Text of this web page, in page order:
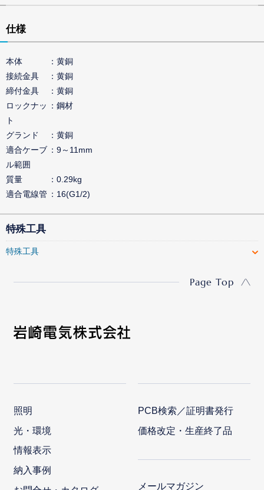
仕様
本体
黄銅
接続金具
黄銅
締付金具
黄銅
ロックナッ
ト
鋼材
グランド
黄銅
適合ケーブ
ル範囲
9～11mm
質量
0.29kg
適合電線管
16(G1/2)
特殊工具
特殊工具
Page Top
照明
光・環境
情報表示
納入事例
PCB検索／証明書発行
価格改定・生産終了品
メールマガジン